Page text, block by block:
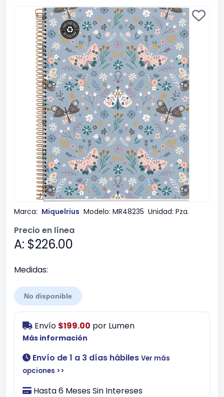
Marca: Miquelrius Modelo: MR48235 Unidad: Pza.
Precio en línea
A: $226.00
Medidas:
No disponible
Envío $199.00 por Lumen
Más información
Envío de 1 a 3 días hábiles Ver más
opciones >>
Hasta 6 Meses Sin Intereses